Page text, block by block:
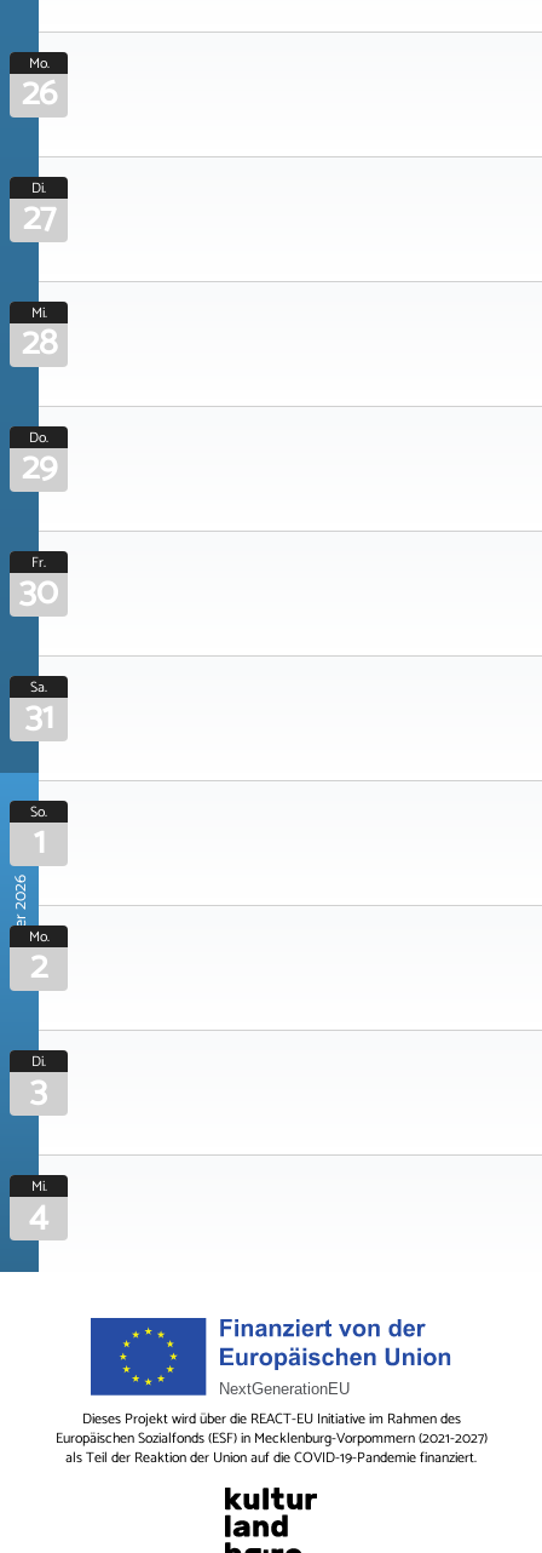
Mo.
26
Di.
27
Mi.
28
Do.
29
Fr.
30
Sa.
31
November 2026
So.
1
Mo.
2
Di.
3
Mi.
4
Dieses Projekt wird über die REACT-EU Initiative im Rahmen des
Europäischen Sozialfonds (ESF) in Mecklenburg-Vorpommern (2021-2027)
als Teil der Reaktion der Union auf die COVID-19-Pandemie finanziert.